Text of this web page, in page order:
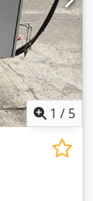
1 / 5